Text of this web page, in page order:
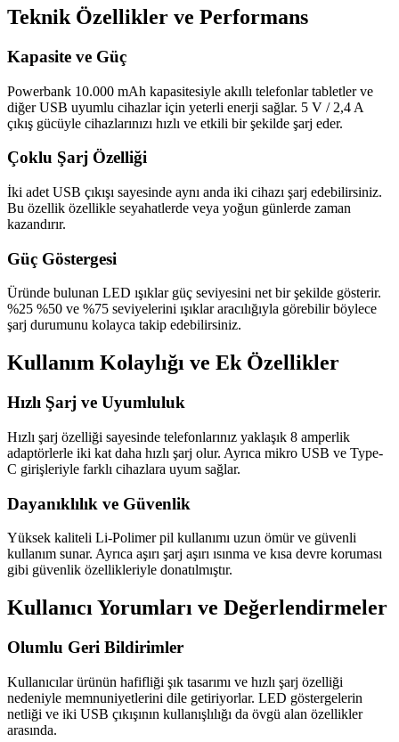
Teknik Özellikler ve Performans
Kapasite ve Güç
Powerbank 10.000 mAh kapasitesiyle akıllı telefonlar tabletler ve
diğer USB uyumlu cihazlar için yeterli enerji sağlar. 5 V / 2,4 A
çıkış gücüyle cihazlarınızı hızlı ve etkili bir şekilde şarj eder.
Çoklu Şarj Özelliği
İki adet USB çıkışı sayesinde aynı anda iki cihazı şarj edebilirsiniz.
Bu özellik özellikle seyahatlerde veya yoğun günlerde zaman
kazandırır.
Güç Göstergesi
Üründe bulunan LED ışıklar güç seviyesini net bir şekilde gösterir.
%25 %50 ve %75 seviyelerini ışıklar aracılığıyla görebilir böylece
şarj durumunu kolayca takip edebilirsiniz.
Kullanım Kolaylığı ve Ek Özellikler
Hızlı Şarj ve Uyumluluk
Hızlı şarj özelliği sayesinde telefonlarınız yaklaşık 8 amperlik
adaptörlerle iki kat daha hızlı şarj olur. Ayrıca mikro USB ve Type-
C girişleriyle farklı cihazlara uyum sağlar.
Dayanıklılık ve Güvenlik
Yüksek kaliteli Li-Polimer pil kullanımı uzun ömür ve güvenli
kullanım sunar. Ayrıca aşırı şarj aşırı ısınma ve kısa devre koruması
gibi güvenlik özellikleriyle donatılmıştır.
Kullanıcı Yorumları ve Değerlendirmeler
Olumlu Geri Bildirimler
Kullanıcılar ürünün hafifliği şık tasarımı ve hızlı şarj özelliği
nedeniyle memnuniyetlerini dile getiriyorlar. LED göstergelerin
netliği ve iki USB çıkışının kullanışlılığı da övgü alan özellikler
arasında.